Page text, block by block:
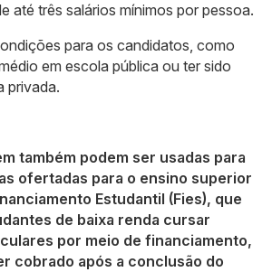
até três salários mínimos por pessoa.
para os candidatos, como
em escola pública ou ter sido
privada.
também podem ser usadas para
ofertadas para o ensino superior
Estudantil (Fies), que
de baixa renda cursar
por meio de financiamento,
cobrado após a conclusão do